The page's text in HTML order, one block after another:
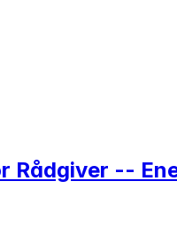
Rådgiver --